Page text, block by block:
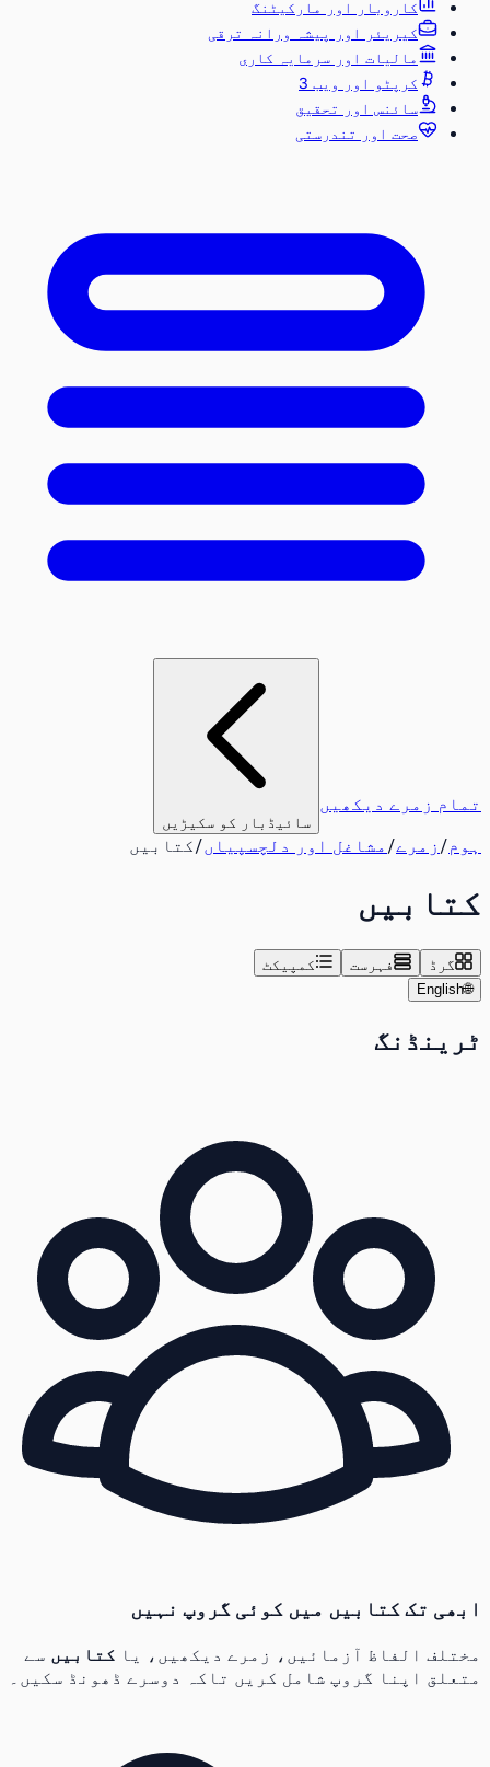
کاروبار اور مارکیٹنگ
کیریئر اور پیشہ ورانہ ترقی
مالیات اور سرمایہ کاری
کرپٹو اور ویب 3
سائنس اور تحقیق
صحت اور تندرستی
تمام زمرے دیکھیں
سائیڈبار کو سکیڑیں
ہوم /زمرے/مشاغل اور دلچسپیاں /کتابیں
کتابیں
گرڈ فہرست کمپیکٹ
🌐
English
ٹرینڈنگ
ابھی تک کتابیں میں کوئی گروپ نہیں
مختلف الفاظ آزمائیں، زمرے دیکھیں، یا کتابیںسے
متعلق اپنا گروپ شامل کریں تاکہ دوسرے ڈھونڈ سکیں۔